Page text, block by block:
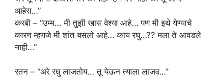
आहेस…”
करबी – “उम्म… मी तुझी खास वेश्या आहे… पण मी इथे येण्याचे
कारण म्हणजे मी शांत बसलो आहे… काय रघु…?? मला ते आवडले
नाही…”
रतन – “अरे रघु लाजतोय… तू येऊन त्याला लाजव…”